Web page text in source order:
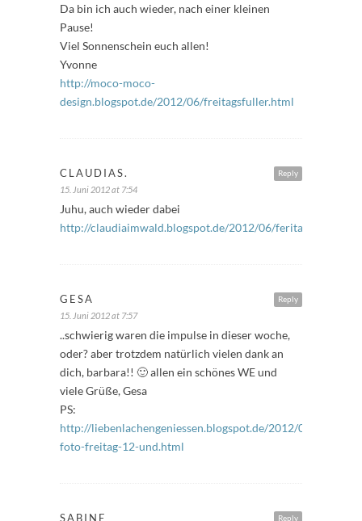
Da bin ich auch wieder, nach einer kleinen
Pause!
Viel Sonnenschein euch allen!
Yvonne
http://moco-moco-
design.blogspot.de/2012/06/freitagsfuller.html
Reply
CLAUDIAS.
15. Juni 2012 at 7:54
Juhu, auch wieder dabei
http://claudiaimwald.blogspot.de/2012/06/
Reply
GESA
15. Juni 2012 at 7:57
..schwierig waren die impulse in dieser woche,
oder? aber trotzdem natürlich vielen dank an
dich, barbara!! 🙂 allen ein schönes WE und
viele Grüße, Gesa
PS:
http://liebenlachengeniessen.blogspot.de/2012/06/frage-
foto-freitag-12-und.html
Reply
SABINE